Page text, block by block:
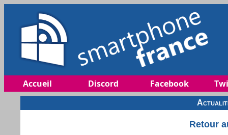
Accueil Discord Facebook
Retour